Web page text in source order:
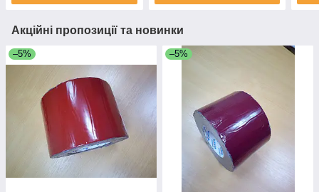
Акційні пропозиції та новинки
–5% –5%